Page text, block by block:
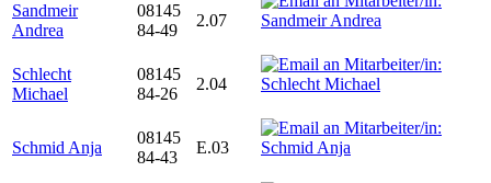
Sandmeir
Andrea
08145
84-49
2.07
Schlecht
Michael
08145
84-26
2.04
Schmid Anja
08145
84-43
E.03